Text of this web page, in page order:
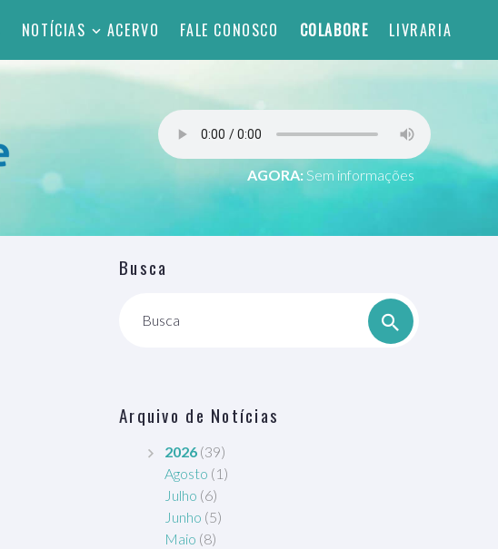
NOTÍCIAS ACERVO FALE CONOSCO COLABORE LIVRARIA
AGORA: Sem informações
Busca
Busca
Arquivo de Notícias
2026 (39)
Agosto (1)
Julho (6)
Junho (5)
Maio (8)